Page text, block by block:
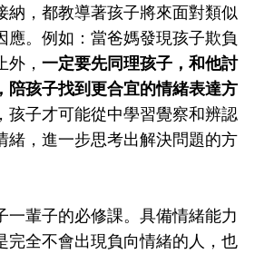
納，都教導著孩子將來面對類似
應。例如：當爸媽發現孩子欺負
， 一定要先同理孩子，和他討
陪孩子找到更合宜的情緒表達方
孩子才可能從中學習覺察和辨認
緒，進一步思考出解決問題的方
一輩子的必修課。具備情緒能力
完全不會出現負向情緒的人，也